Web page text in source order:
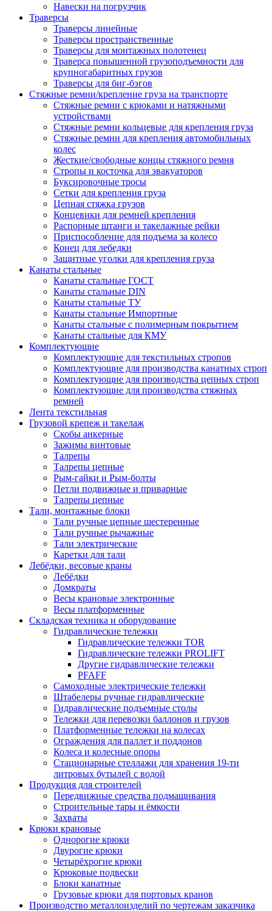
Навески на погрузчик
Траверсы
Траверсы линейные
Траверсы пространственные
Траверсы для монтажных полотенец
Траверса повышенной грузоподъемности для
крупногабаритных грузов
Траверсы для биг-бэгов
Стяжные ремни/крепление груза на транспорте
Стяжные ремни с крюками и натяжными
устройствами
Стяжные ремни кольцевые для крепления груза
Стяжные ремни для крепления автомобильных
колес
Жесткие/свободные концы стяжного ремня
Стропы и косточка для эвакуаторов
Буксировочные тросы
Сетки для крепления груза
Цепная стяжка грузов
Концевики для ремней крепления
Распорные штанги и такелажные рейки
Приспособление для подъема за колесо
Конец для лебедки
Защитные уголки для крепления груза
Канаты стальные
Канаты стальные ГОСТ
Канаты стальные DIN
Канаты стальные ТУ
Канаты стальные Импортные
Канаты стальные с полимерным покрытием
Канаты стальные для КМУ
Комплектующие
Комплектующие для текстильных стропов
Комплектующие для производства канатных строп
Комплектующие для производства цепных строп
Комплектующие для производства стяжных
ремней
Лента текстильная
Грузовой крепеж и такелаж
Скобы анкерные
Зажимы винтовые
Талрепы
Талрепы цепные
Рым-гайки и Рым-болты
Петли подвижные и приварные
Талрепы цепные
Тали, монтажные блоки
Тали ручные цепные шестеренные
Тали ручные рычажные
Тали электрические
Каретки для тали
Лебёдки, весовые краны
Лебёдки
Домкраты
Весы крановые электронные
Весы платформенные
Складская техника и оборудование
Гидравлические тележки
Гидравлические тележки TOR
Гидравлические тележки PROLIFT
Другие гидравлические тележки
PFAFF
Самоходные электрические тележки
Штабелеры ручные гидравлические
Гидравлические подъемные столы
Тележки для перевозки баллонов и грузов
Платформенные тележки на колесах
Ограждения для паллет и поддонов
Колеса и колесные опоры
Стационарные стеллажи для хранения 19-ти
литровых бутылей с водой
Продукция для строителей
Передвижные средства подмащивания
Строительные тары и ёмкости
Захваты
Крюки крановые
Однорогие крюки
Двурогие крюки
Четырёхрогие крюки
Крюковые подвески
Блоки канатные
Грузовые крюки для портовых кранов
Производство металлоизделий по чертежам заказчика